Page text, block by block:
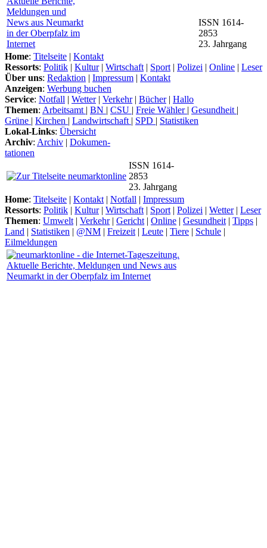
ISSN 1614-
2853
23. Jahrgang
Home: Titelseite | Kontakt
Ressorts: Politik | Kultur| Wirtschaft | Sport | Polizei | Online | Leser
Über uns: Redaktion | Impressum | Kontakt
Anzeigen: Werbung buchen
Service: Notfall | Wetter| Verkehr| Bücher| Hallo
Themen: Arbeitsamt | BN | CSU | Freie Wähler | Gesundheit |
Grüne | Kirchen | Landwirtschaft | SPD | Statistiken
Lokal-Links: Übersicht
Archiv: Archiv | Dokumen-
tationen
ISSN 1614-
2853
23. Jahrgang
Home: Titelseite | Kontakt | Notfall | Impressum
Ressorts: Politik | Kultur| Wirtschaft | Sport | Polizei | Wetter| Leser
Themen: Umwelt | Verkehr| Gericht | Online | Gesundheit | Tipps |
Land | Statistiken | @NM | Freizeit | Leute | Tiere | Schule |
Eilmeldungen